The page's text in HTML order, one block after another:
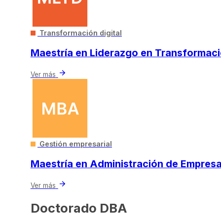
Transformación digital
Maestría en Liderazgo en
Ver más arrow_forward
Gestión empresarial
Maestría en Administración de
Ver más arrow_forward
Doctorado DBA